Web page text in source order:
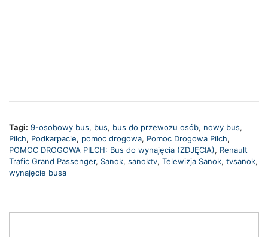
Tagi: 9-osobowy bus, bus, bus do przewozu osób, nowy bus,
Pilch, Podkarpacie, pomoc drogowa, Pomoc Drogowa Pilch,
POMOC DROGOWA PILCH: Bus do wynajęcia (ZDJĘCIA), Renault
Trafic Grand Passenger, Sanok, sanoktv, Telewizja Sanok, tvsanok,
wynajęcie busa